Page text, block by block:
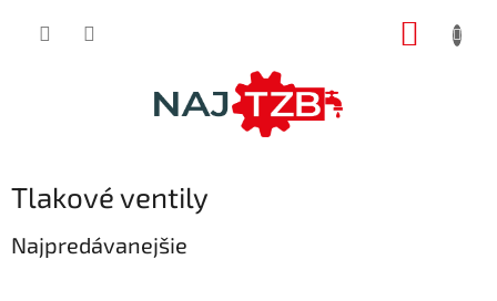
Tlakové ventily
Najpredávanejšie